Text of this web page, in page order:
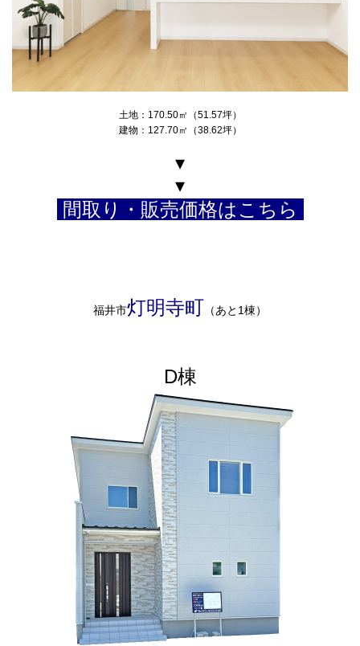
土地：170.50㎡（51.57坪）
建物：127.70㎡（38.62坪）
▾
▾
間取り・販売価格はこちら
福井市灯明寺町 （あと1棟）
D棟